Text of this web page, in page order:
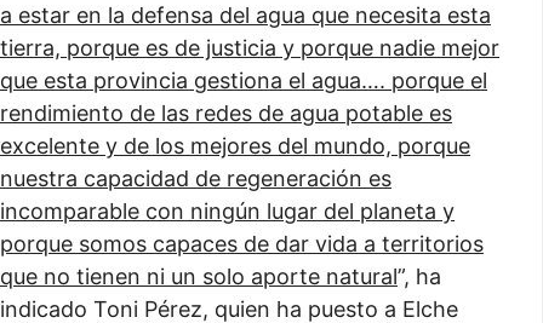
a estar en la defensa del agua que necesita esta
tierra, porque es de justicia y porque nadie mejor
que esta provincia gestiona el agua…. porque el
rendimiento de las redes de agua potable es
excelente y de los mejores del mundo, porque
nuestra capacidad de regeneración es
incomparable con ningún lugar del planeta y
porque somos capaces de dar vida a territorios
que no tienen ni un solo aporte natural”, ha
indicado Toni Pérez, quien ha puesto a Elche